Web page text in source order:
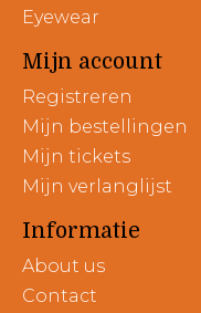
Eyewear
Mijn account
Registreren
Mijn bestellingen
Mijn tickets
Mijn verlanglijst
Informatie
About us
Contact